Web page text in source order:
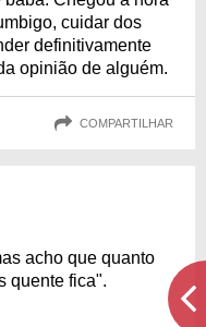
cuidar dos
definitivamente
opinião de alguém.
COMPARTILHAR
acho que quanto
quente fica".